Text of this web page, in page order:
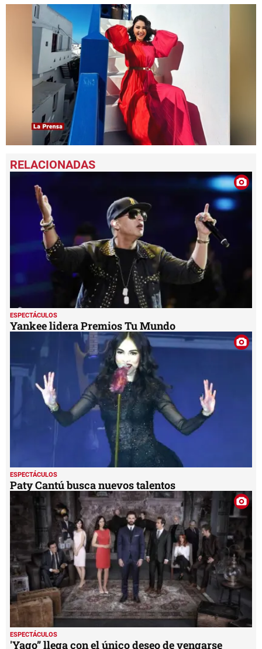
seconds
of
minute,
seconds
ESPECTÁCULOS
Yankee lidera Premios Tu Mundo
ESPECTÁCULOS
Paty Cantú busca nuevos talentos
ESPECTÁCULOS
'Yago” llega con el único deseo de vengarse